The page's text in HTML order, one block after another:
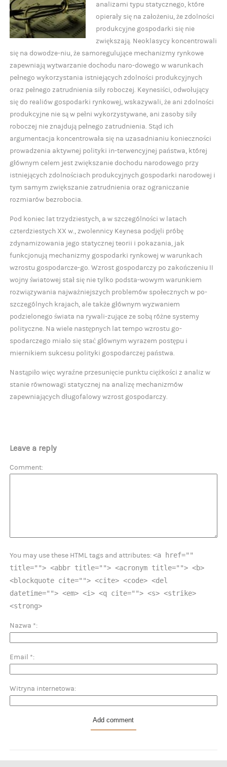
analizami typu statycznego, które
opierały się na założeniu, że zdolności
produkcyjne gospodarki się nie
zwiększają. Neoklasycy koncentrowali
się na dowodze-niu, że samoregulujące mechanizmy rynkowe
zapewniają wytwarzanie dochodu naro-dowego w warunkach
pełnego wykorzystania istniejących zdolności produkcyjnych
oraz pełnego zatrudnienia siły roboczej. Keynesiści, odwołujący
się do realiów gospodarki rynkowej, wskazywali, że ani zdolności
produkcyjne nie są w pełni wykorzystywane, ani zasoby siły
roboczej nie znajdują pełnego zatrudnienia. Stąd ich
argumentacja koncentrowała się na uzasadnianiu konieczności
prowadzenia aktywnej polityki in-terwencyjnej państwa, której
głównym celem jest zwiększanie dochodu narodowego przy
istniejących zdolnościach produkcyjnych gospodarki narodowej i
tym samym zwiększanie zatrudnienia oraz ograniczanie
rozmiarów bezrobocia.
Pod koniec lat trzydziestych, a w szczególności w latach
czterdziestych XX w., zwolennicy Keynesa podjęli próbę
zdynamizowania jego statycznej teorii i pokazania, jak
funkcjonują mechanizmy gospodarki rynkowej w warunkach
wzrostu gospodarcze-go. Wzrost gospodarczy po zakończeniu II
wojny światowej stał się nie tylko podsta-wowym warunkiem
rozwiązywania najważniejszych problemów społecznych w po-
szczególnych krajach, ale także głównym wyzwaniem
podzielonego świata na rywali-zujące ze sobą różne systemy
polityczne. Na wiele następnych lat tempo wzrostu go-
spodarczego miało się stać głównym wyrazem postępu i
miernikiem sukcesu polityki gospodarczej państwa.
Nastąpiło więc wyraźne przesunięcie punktu ciężkości z analiz w
stanie równowagi statycznej na analizę mechanizmów
zapewniających długofalowy wzrost gospodarczy.
Leave a reply
Comment
You may use these HTML tags and attributes:<a href=""
title=""> <abbr title=""> <acronym title=""> <b>
<blockquote cite=""> <cite> <code> <del
datetime=""> <em> <i> <q cite=""> <s> <strike>
<strong>
Nazwa *
Email *
Witryna internetowa